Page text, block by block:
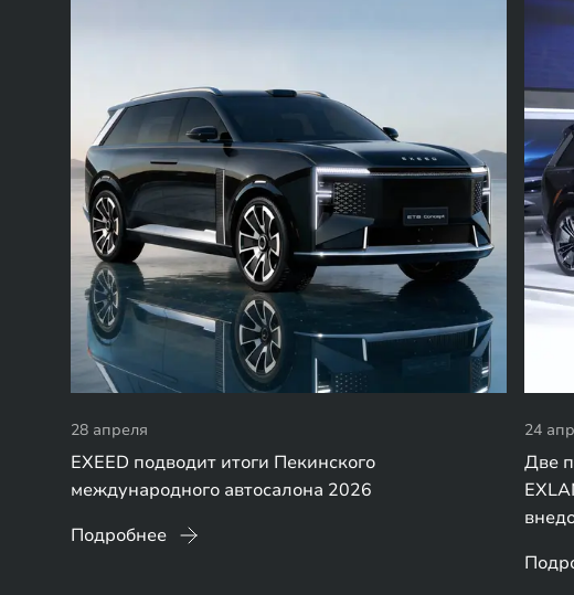
28 апреля
EXEED подводит итоги Пекинского
международного автосалона 2026
Подробнее
24
Две